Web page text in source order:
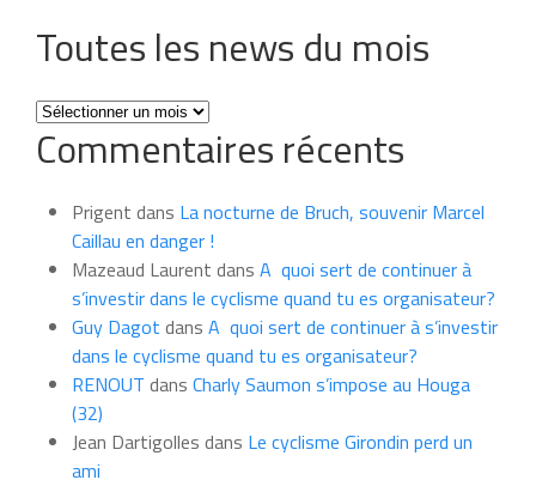
Toutes les news du mois
Toutes
les
news
mois
Commentaires récents
Prigent dans La nocturne de Bruch, souvenir Marcel
Caillau en danger !
Mazeaud Laurent dans A quoi sert de continuer à
s’investir dans le cyclisme quand tu es organisateur?
Guy Dagot dans A quoi sert de continuer à s’investir
dans le cyclisme quand tu es organisateur?
RENOUT dans Charly Saumon s’impose au Houga
(32)
Jean Dartigolles dans Le cyclisme Girondin perd un
ami